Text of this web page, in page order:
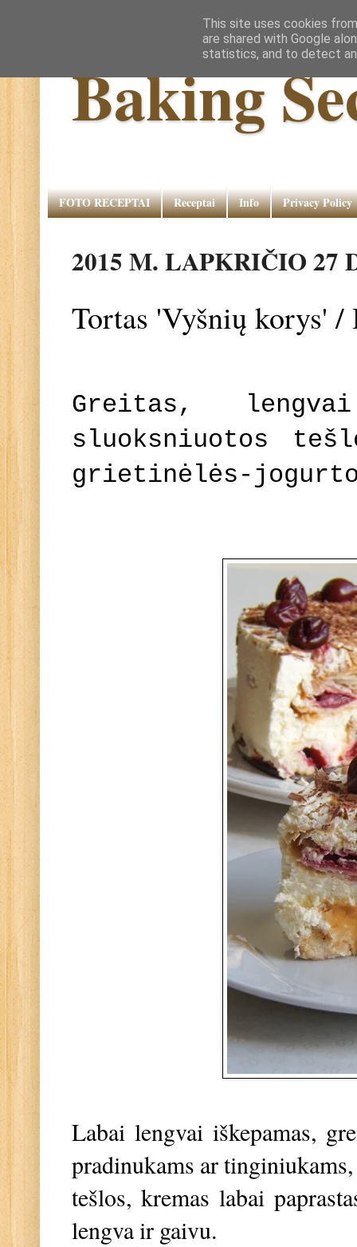
Baking
FOTO RECEPTAI Receptai Info Privacy Policy
2015 M. LAPKRIČIO 27
Tortas 'Vyšnių korys' /
Greitas,
sluoksniuotos
grietinėlės-
Labai lengvai iškepamas,
pradinukams ar
tešlos, kremas labai
lengva ir gaivu.
This site uses cookies
are shared with Google
statistics, and to detect